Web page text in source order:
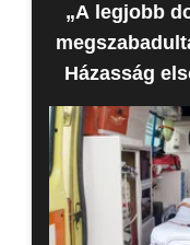
„A legjobb
Házasság